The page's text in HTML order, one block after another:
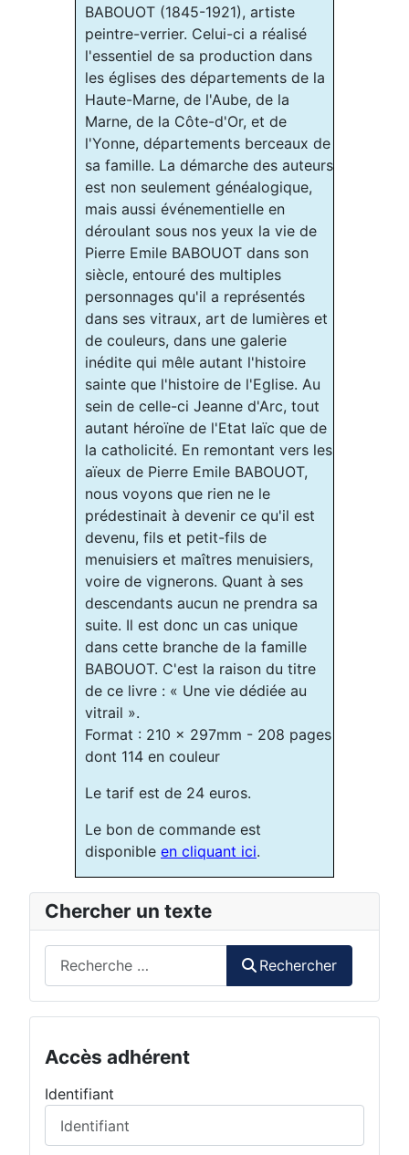
Chercher un texte
Rechercher
Accès adhérent
Identifiant
BABOUOT (1845-1921), artiste
peintre-verrier. Celui-ci a réalisé
l'essentiel de sa production dans
les églises des départements de la
Haute-Marne, de l'Aube, de la
Marne, de la Côte-d'Or, et de
l'Yonne, départements berceaux de
sa famille. La démarche des auteurs
est non seulement généalogique,
mais aussi événementielle en
déroulant sous nos yeux la vie de
Pierre Emile BABOUOT dans son
siècle, entouré des multiples
personnages qu'il a représentés
dans ses vitraux, art de lumières et
de couleurs, dans une galerie
inédite qui mêle autant l'histoire
sainte que l'histoire de l'Eglise. Au
sein de celle-ci Jeanne d'Arc, tout
autant héroïne de l'Etat laïc que de
la catholicité. En remontant vers les
aïeux de Pierre Emile BABOUOT,
nous voyons que rien ne le
prédestinait à devenir ce qu'il est
devenu, fils et petit-fils de
menuisiers et maîtres menuisiers,
voire de vignerons. Quant à ses
descendants aucun ne prendra sa
suite. Il est donc un cas unique
dans cette branche de la famille
BABOUOT. C'est la raison du titre
de ce livre : « Une vie dédiée au
vitrail ».
Format : 210 x 297mm - 208 pages
dont 114 en couleur
Le tarif est de 24 euros.
Le bon de commande est
disponible en cliquant ici.